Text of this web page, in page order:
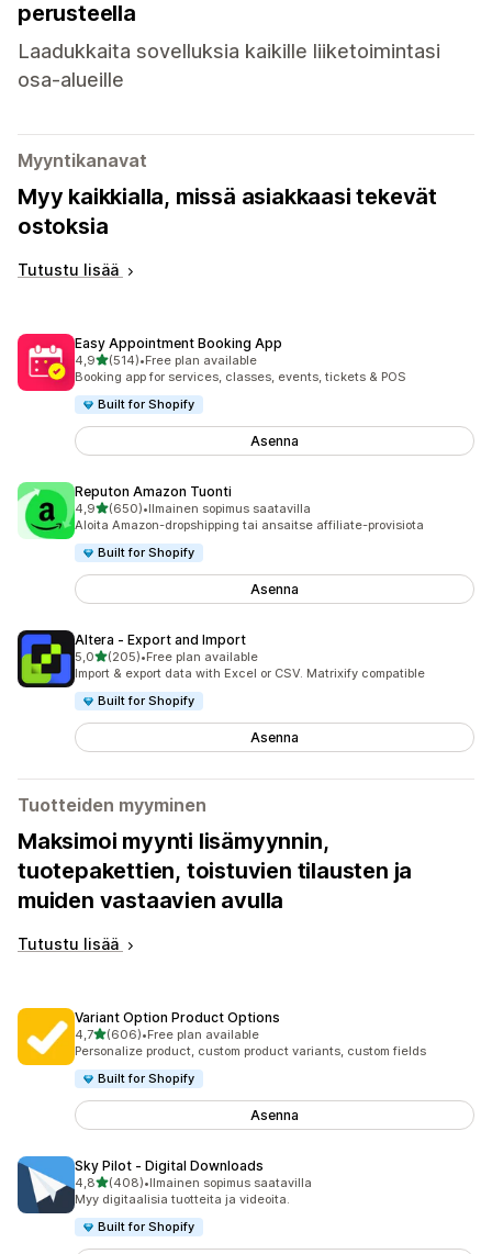
perusteella
Laadukkaita sovelluksia kaikille liiketoimintasi
osa-alueille
Myyntikanavat
Myy kaikkialla, missä asiakkaasi tekevät
ostoksia
Tutustu lisää
Easy Appointment Booking App
4,9/ 5 tähteä
(514)
514 arvostelua yhteensä
•Free plan available
Booking app for services, classes, events, tickets & POS
Built for Shopify
Asenna
Reputon Amazon Tuonti
4,9/ 5 tähteä
(650)
650 arvostelua yhteensä
•Ilmainen sopimus saatavilla
Aloita Amazon-dropshipping tai ansaitse affiliate-provisiota
Built for Shopify
Asenna
Altera ‑ Export and Import
5,0/ 5 tähteä
(205)
205 arvostelua yhteensä
•Free plan available
Import & export data with Excel or CSV. Matrixify compatible
Built for Shopify
Asenna
Tuotteiden myyminen
Maksimoi myynti lisämyynnin,
tuotepakettien, toistuvien tilausten ja
muiden vastaavien avulla
Tutustu lisää
Variant Option Product Options
4,7/ 5 tähteä
(606)
606 arvostelua yhteensä
•Free plan available
Personalize product, custom product variants, custom fields
Built for Shopify
Asenna
Sky Pilot ‑ Digital Downloads
4,8/ 5 tähteä
(408)
408 arvostelua yhteensä
•Ilmainen sopimus saatavilla
Myy digitaalisia tuotteita ja videoita.
Built for Shopify